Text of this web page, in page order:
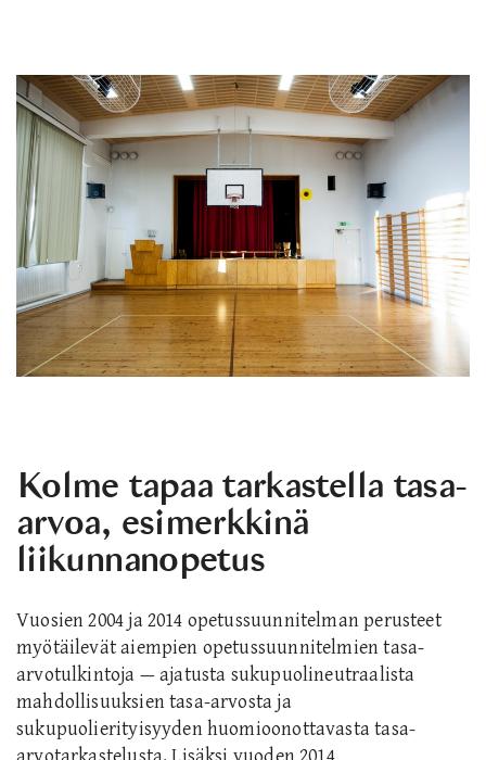
Kolme tapaa tarkastella tasa-
arvoa, esimerkkinä
liikunnanopetus
Vuosien 2004 ja 2014 opetussuunnitelman perusteet
myötäilevät aiempien opetussuunnitelmien tasa-
arvotulkintoja — ajatusta sukupuolineutraalista
mahdollisuuksien tasa-arvosta ja
sukupuolierityisyyden huomioonottavasta tasa-